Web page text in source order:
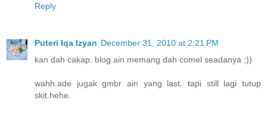
Reply
Puteri Iqa Izyan December 31, 2010 at 2:21 PM
kan dah cakap. blog ain memang dah comel seadanya ;))
wahh.ade jugak gmbr ain yang last. tapi still lagi tutup
skit.hehe.